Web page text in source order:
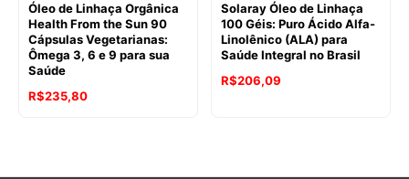
Óleo de Linhaça Orgânica
Health From the Sun 90
Cápsulas Vegetarianas:
Ômega 3, 6 e 9 para sua
Saúde
R$235,80
Solaray Óleo de Linhaça
100 Géis: Puro Ácido Alfa-
Linolênico (ALA) para
Saúde Integral no Brasil
R$206,09